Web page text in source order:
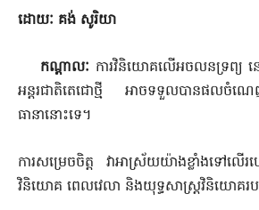
ដោយៈ គង់ សូរិយា
កណ្តាលៈ ការវិនិយោគលើអចលនទ្រព្យ
អន្តរជាតិតេជោថ្មី អាចទទួលបានផលចំណេញ
ធានានោះទេ។
ការសម្រេចចិត្ត វាអាស្រ័យយ៉ាងខ្លាំងទៅលើ
វិនិយោគ ពេលវេលា និងយុទ្ធសាស្ត្រវិនិយោគរ